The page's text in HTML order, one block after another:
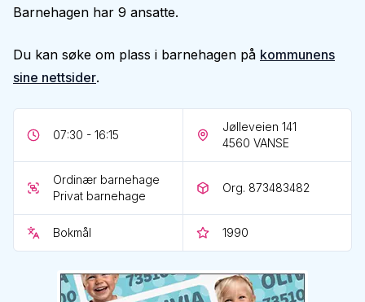
Barnehagen har 9 ansatte.
Du kan søke om plass i barnehagen på kommunens
sine nettsider.
07:30 - 16:15
Jølleveien 141
4560 VANSE
Ordinær barnehage
Privat barnehage
Org. 873483482
Bokmål 1990